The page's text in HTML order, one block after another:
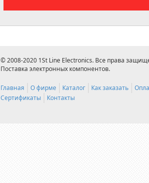
© 2008-2020 1St Line Electronics. Все права
Поставка электронных компонентов.
Главная О фирме Каталог Как заказать
Сертификаты
Контакты